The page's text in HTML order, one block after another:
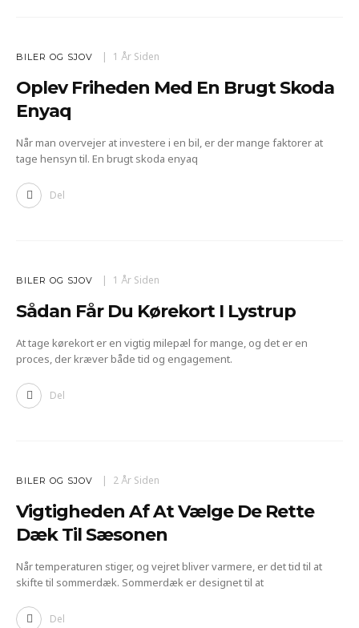
BILER OG SJOV 1 År Siden
Oplev Friheden Med En Brugt Skoda
Enyaq
Når man overvejer at investere i en bil, er der mange faktorer at
tage hensyn til. En brugt skoda enyaq
Del
BILER OG SJOV 1 År Siden
Sådan Får Du Kørekort I Lystrup
At tage kørekort er en vigtig milepæl for mange, og det er en
proces, der kræver både tid og engagement.
Del
BILER OG SJOV 2 År Siden
Vigtigheden Af At Vælge De Rette
Dæk Til Sæsonen
Når temperaturen stiger, og vejret bliver varmere, er det tid til at
skifte til sommerdæk. Sommerdæk er designet til at
Del